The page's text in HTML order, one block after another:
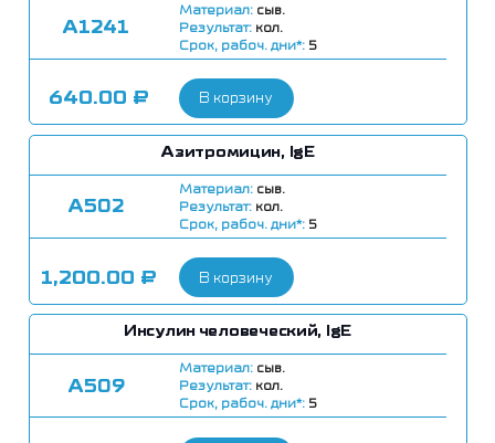
А1241
Материал: сыв.
Результат: кол.
Срок, рабоч. дни*: 5
640.00 ₽ В корзину
Азитромицин, IgE
А502
Материал: сыв.
Результат: кол.
Срок, рабоч. дни*: 5
1,200.00 ₽ В корзину
Инсулин человеческий, IgE
А509
Материал: сыв.
Результат: кол.
Срок, рабоч. дни*: 5